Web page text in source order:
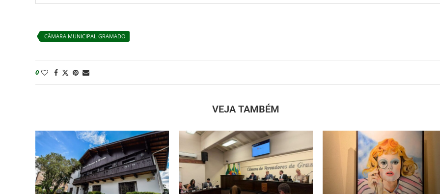
CÂMARA MUNICIPAL GRAMADO
0
VEJA TAMBÉM